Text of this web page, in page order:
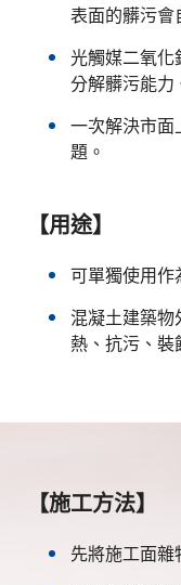
表面的髒污會
光觸媒二氧化
分解髒污能力
一次解決市面
題。
【用途】
可單獨使用作
混凝土建築物
熱、抗污、裝
【施工方法】
先將施工面雜